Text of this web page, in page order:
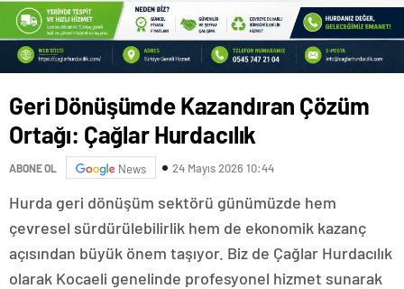
Geri Dönüşümde Kazandıran Çözüm
Ortağı: Çağlar Hurdacılık
ABONE OL News 24 Mayıs 2026 10:44
Hurda geri dönüşüm sektörü günümüzde hem
çevresel sürdürülebilirlik hem de ekonomik kazanç
açısından büyük önem taşıyor. Biz de Çağlar Hurdacılık
olarak Kocaeli genelinde profesyonel hizmet sunarak